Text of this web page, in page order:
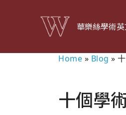
華樂絲學術
Home » Blog »
十個學